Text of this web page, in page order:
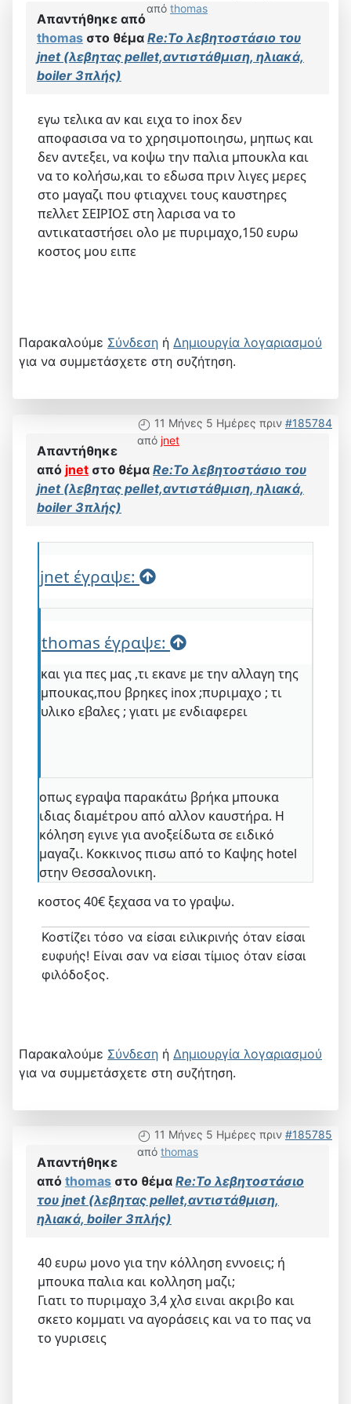
από thomas
Απαντήθηκε από
thomas στο θέμα Re:Το λεβητοστάσιο του
jnet (λεβητας pellet,αντιστάθμιση, ηλιακά,
boiler 3πλής)
εγω τελικα αν και ειχα το inox δεν
αποφασισα να το χρησιμοποιησω, μηπως και
δεν αντεξει, να κοψω την παλια μπουκλα και
να το κολήσω,και το εδωσα πριν λιγες μερες
στο μαγαζι που φτιαχνει τους καυστηρες
πελλετ ΣΕΙΡΙΟΣ στη λαρισα να το
αντικαταστήσει ολο με πυριμαχο,150 ευρω
κοστος μου ειπε
Παρακαλούμε Σύνδεση ή Δημιουργία λογαριασμού
για να συμμετάσχετε στη συζήτηση.
11 Μήνες 5 Ημέρες πριν #185784
από jnet
Απαντήθηκε
από jnet στο θέμα Re:Το λεβητοστάσιο του
jnet (λεβητας pellet,αντιστάθμιση, ηλιακά,
boiler 3πλής)
jnet έγραψε:
thomas έγραψε:
και για πες μας ,τι εκανε με την αλλαγη της
μπουκας,που βρηκες inox ;πυριμαχο ; τι
υλικο εβαλες ; γιατι με ενδιαφερει
οπως εγραψα παρακάτω βρήκα μπουκα
ιδιας διαμέτρου από αλλον καυστήρα. Η
κόληση εγινε για ανοξείδωτα σε ειδικό
μαγαζι. Κοκκινος πισω από το Καψης hotel
στην Θεσσαλονικη.
κοστος 40€ ξεχασα να το γραψω.
Κοστίζει τόσο να είσαι ειλικρινής όταν είσαι
ευφυής! Είναι σαν να είσαι τίμιος όταν είσαι
φιλόδοξος.
Παρακαλούμε Σύνδεση ή Δημιουργία λογαριασμού
για να συμμετάσχετε στη συζήτηση.
11 Μήνες 5 Ημέρες πριν #185785
από thomas
Απαντήθηκε
από thomas στο θέμα Re:Το λεβητοστάσιο
του jnet (λεβητας pellet,αντιστάθμιση,
ηλιακά, boiler 3πλής)
40 ευρω μονο για την κόλληση εννοεις; ή
μπουκα παλια και κολληση μαζι;
Γιατι το πυριμαχο 3,4 χλσ ειναι ακριβο και
σκετο κομματι να αγοράσεις και να το πας να
το γυρισεις